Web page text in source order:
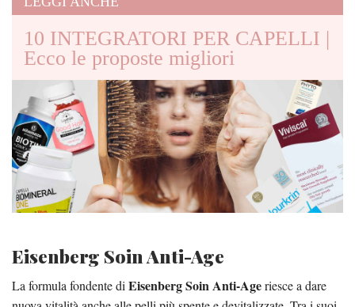
10 INTEGRATORI PER CAPELLI |
Ecco le proposte migliori
Eisenberg Soin Anti-Age
La formula fondente di Eisenberg Soin Anti-Ageriesce a dare